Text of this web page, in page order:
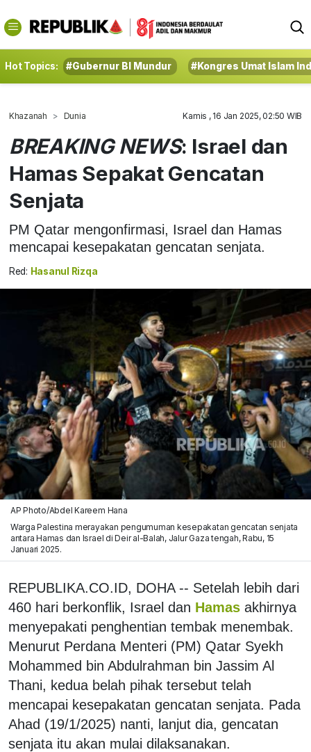
Hot Topics: #Gubernur BI Mundur #Kongres Umat Islam
Khazanah Dunia Kamis , 16 Jan 2025, 02:50 WIB
BREAKING NEWS: Israel dan
Hamas Sepakat Gencatan
Senjata
PM Qatar mengonfirmasi, Israel dan Hamas
mencapai kesepakatan gencatan senjata.
Red: Hasanul Rizqa
AP Photo/Abdel Kareem Hana
Warga Palestina merayakan pengumuman kesepakatan gencatan senjata
antara Hamas dan Israel di Deir al-Balah, Jalur Gaza tengah, Rabu, 15
Januari 2025.
REPUBLIKA.CO.ID, DOHA -- Setelah lebih dari
460 hari berkonflik, Israel dan Hamas akhirnya
menyepakati penghentian tembak menembak.
Menurut Perdana Menteri (PM) Qatar Syekh
Mohammed bin Abdulrahman bin Jassim Al
Thani, kedua belah pihak tersebut telah
mencapai kesepakatan gencatan senjata. Pada
Ahad (19/1/2025) nanti, lanjut dia, gencatan
senjata itu akan mulai dilaksanakan.